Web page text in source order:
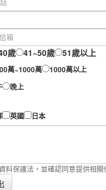
歲 41~50歲
51歲以上
萬~1000萬 1000萬以上
晚上
英國 日本
料保護法，並確認同意提供相關